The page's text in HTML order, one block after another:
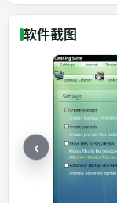
软件截图
‹